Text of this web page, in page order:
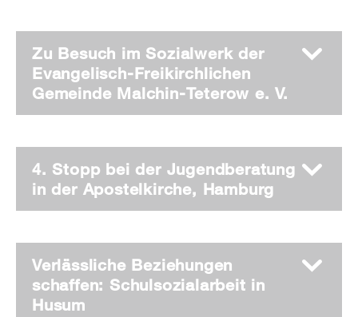
Zu Besuch im Sozialwerk der
Evangelisch-Freikirchlichen
Gemeinde Malchin-Teterow e. V.
4. Stopp bei der Jugendberatung
in der Apostelkirche, Hamburg
Verlässliche Beziehungen
schaffen: Schulsozialarbeit in
Husum